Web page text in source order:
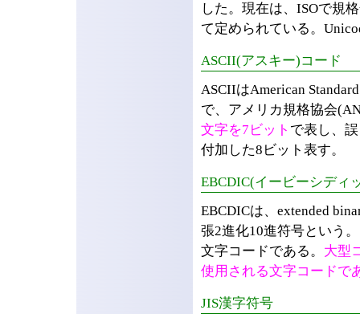
した。現在は、ISOで規
て定められている。
ASCII(アスキー)コード
ASCIIはAmerican
で、アメリカ規格協会
文字を7ビット で表し、
付加した8ビット表す。
EBCDIC(イービーシディ
EBCDICは、extended
張2進化10進符号という
文字コードである。 大型
使用される文字コードで
JIS漢字符号